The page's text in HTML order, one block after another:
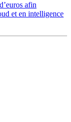
afin
et en intelligence